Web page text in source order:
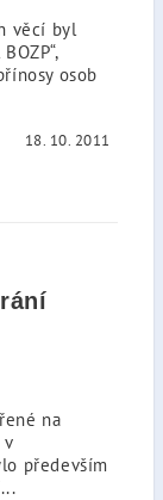
věcí byl
osob
18. 10. 2011
na
především